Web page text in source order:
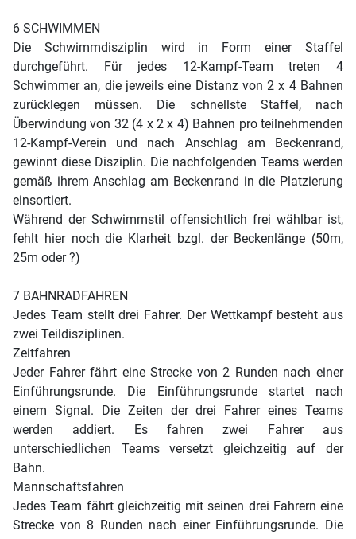
6 SCHWIMMEN
Die Schwimmdisziplin wird in Form einer Staffel
durchgeführt. Für jedes 12-Kampf-Team treten 4
Schwimmer an, die jeweils eine Distanz von 2 x 4 Bahnen
zurücklegen müssen. Die schnellste Staffel, nach
Überwindung von 32 (4 x 2 x 4) Bahnen pro teilnehmenden
12-Kampf-Verein und nach Anschlag am Beckenrand,
gewinnt diese Disziplin. Die nachfolgenden Teams werden
gemäß ihrem Anschlag am Beckenrand in die Platzierung
einsortiert.
Während der Schwimmstil offensichtlich frei wählbar ist,
fehlt hier noch die Klarheit bzgl. der Beckenlänge (50m,
25m oder ?)
7 BAHNRADFAHREN
Jedes Team stellt drei Fahrer. Der Wettkampf besteht aus
zwei Teildisziplinen.
Zeitfahren
Jeder Fahrer fährt eine Strecke von 2 Runden nach einer
Einführungsrunde. Die Einführungsrunde startet nach
einem Signal. Die Zeiten der drei Fahrer eines Teams
werden addiert. Es fahren zwei Fahrer aus
unterschiedlichen Teams versetzt gleichzeitig auf der
Bahn.
Mannschaftsfahren
Jedes Team fährt gleichzeitig mit seinen drei Fahrern eine
Strecke von 8 Runden nach einer Einführungsrunde. Die